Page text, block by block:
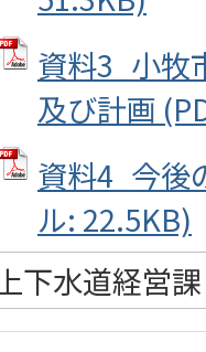
資料3_小牧
及び計画
資料4_今後
ル: 22.5KB)
下水道経営課